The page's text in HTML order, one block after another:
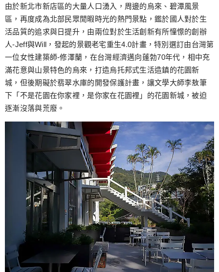
跳
至
主
要
內
容
由於新北市新店區的大量人口湧入，周邊的烏來、碧潭風景
區，再度成為北部民眾閒暇時光的熱門景點，鑑於國人對於生
活品質的追求與日提升，由兩位對於生活創新有所憧憬的創辦
人-Jeff與Will，發起的景觀老宅重生4.0計畫，特別選訂由台灣第
一位女性建築師-修澤蘭，在台灣經濟邁向蓬勃70年代，相中充
滿花意與山景特色的烏來，打造烏托邦式生活造鎮的花園新
城，但後期礙於翡翠水庫的開發保護計畫，讓文學大師李敖筆
下「不是花園在你家裡，是你家在花園裡」的花園新城，被迫
逐漸沒落與荒廢。